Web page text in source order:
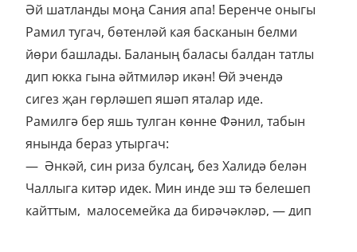
Әй шатланды моңа Сания апа! Беренче оныгы
Рамил тугач, бөтенләй кая басканын белми
йөри башлады. Баланың баласы балдан татлы
дип юкка гына әйтмиләр икән! Өй эчендә
сигез җан гөрләшеп яшәп яталар иде.
Рамилгә бер яшь тулган көнне Фәнил, табын
янында бераз утыргач:
— Әнкәй, син риза булсаң, без Халидә белән
Чаллыга китәр идек. Мин инде эш тә белешеп
кайттым, малосемейка да бирәчәкләр, — дип